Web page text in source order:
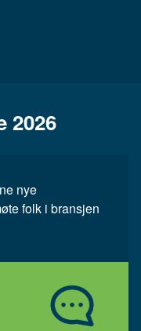
2026
nye
folk i bransjen